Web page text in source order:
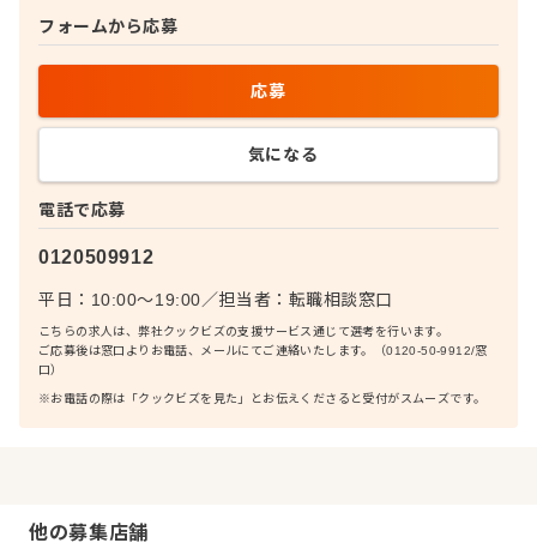
電話で応募
0120509912
平日：10:00〜19:00／担当者： 転職相談窓口
こちらの求人は、弊社クックビズの支援サービス通じて選考を行います。
ご応募後は窓口よりお電話、メールにてご連絡いたします。（0120-50-9912/窓
口）
※お電話の際は「クックビズを見た」とお伝えくださると受付がスムーズです。
フォームから応募
応募
気になる
他の募集店舗